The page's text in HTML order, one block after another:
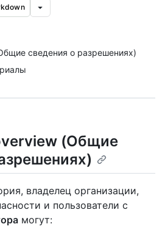
сведения о разрешениях)
(Общие
владелец организации,
и пользователи с
могут: